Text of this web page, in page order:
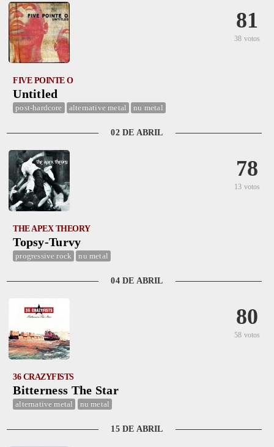
81
38 votos
FIVE POINTE O
Untitled
post-hardcore alternative metal nu metal
02 DE ABRIL
78
13 votos
THE APEX THEORY
Topsy-Turvy
progressive rock nu metal
04 DE ABRIL
80
58 votos
36 CRAZYFISTS
Bitterness The Star
alternative metal nu metal
15 DE ABRIL